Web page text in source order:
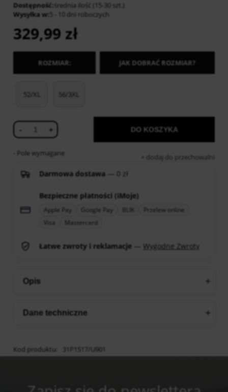
Dostępność: średnia ilość (15-30 szt.)
Wysyłka w:5 - 10 dni roboczych
329,99 zł
ROZMIAR: JAK DOBRAĆ ROZMIAR?
52/XL 56/3XL
- + DO KOSZYKA
dodaj do przechowalni
- Pole wymagane
Darmowa dostawa — 0 zł
Bezpieczne płatności (iMoje)
Apple Pay Google Pay BLIK
Przelew online
Visa
Mastercard
Łatwe zwroty i reklamacje Wygodne Zwroty
Opis
Dane techniczne
Kod produktu: 31P1517/U901